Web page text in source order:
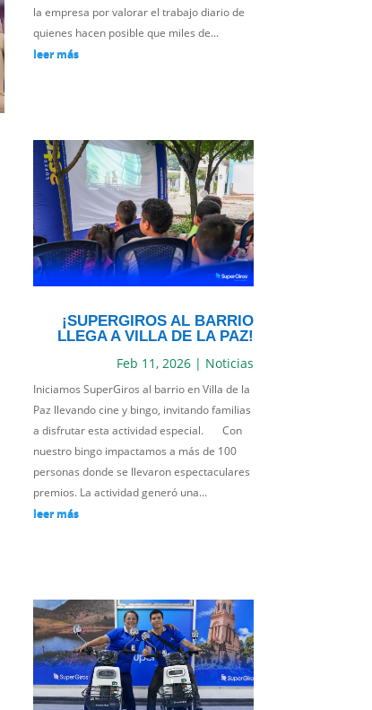
la empresa por valorar el trabajo diario de
quienes hacen posible que miles de...
leer más
¡SUPERGIROS AL BARRIO
LLEGA A VILLA DE LA PAZ!
Feb 11, 2026| Noticias
Iniciamos SuperGiros al barrio en Villa de la
Paz llevando cine y bingo, invitando familias
a disfrutar esta actividad especial. Con
nuestro bingo impactamos a más de 100
personas donde se llevaron espectaculares
premios. La actividad generó una...
leer más